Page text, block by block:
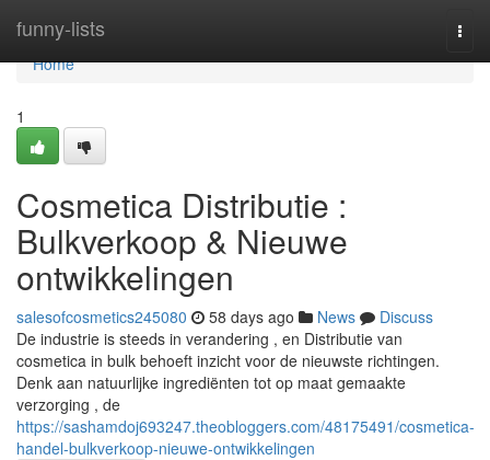
funny-lists
Home
Home
1
Cosmetica Distributie :
Bulkverkoop & Nieuwe
ontwikkelingen
salesofcosmetics245080 58 days ago News
Discuss
De industrie is steeds in verandering , en Distributie van
cosmetica in bulk behoeft inzicht voor de nieuwste richtingen.
Denk aan natuurlijke ingrediënten tot op maat gemaakte
verzorging , de
https://sashamdoj693247.theobloggers.com/48175491/cosmetica-
handel-bulkverkoop-nieuwe-ontwikkelingen